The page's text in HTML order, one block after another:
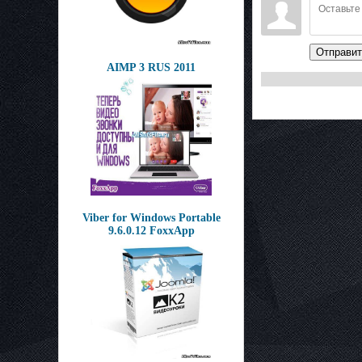
AIMP 3 RUS 2011
Viber for Windows Portable
9.6.0.12 FoxxApp